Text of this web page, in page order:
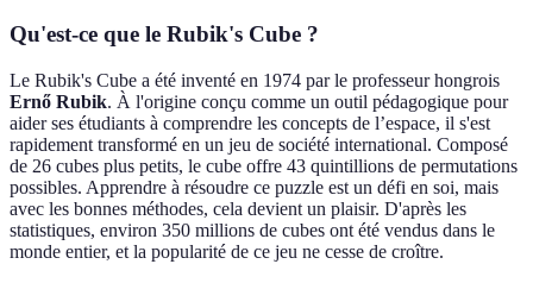
Qu'est-ce que le Rubik's Cube ?
Le Rubik's Cube a été inventé en 1974 par le professeur hongrois
Ernő Rubik. À l'origine conçu comme un outil pédagogique pour
aider ses étudiants à comprendre les concepts de l’espace, il s'est
rapidement transformé en un jeu de société international. Composé
de 26 cubes plus petits, le cube offre 43 quintillions de permutations
possibles. Apprendre à résoudre ce puzzle est un défi en soi, mais
avec les bonnes méthodes, cela devient un plaisir. D'après les
statistiques, environ 350 millions de cubes ont été vendus dans le
monde entier, et la popularité de ce jeu ne cesse de croître.